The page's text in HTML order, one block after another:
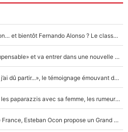
Max Verstappen, Lewis Hamilton… et bientôt Fernando Alonso ? Le classement des pilotes les mieux payés en Formule 1 risque de changer !
F1 - Alpine signe un accord «impensable» et va entrer dans une nouvelle dimension : Grande nouvelle pour Pierre Gasly !
F1 : « Je lui ai fait un câlin, puis j’ai dû partir...», le témoignage émouvant de Max Verstappen sur sa fille
F1 : Charles Leclerc surpris par les paparazzis avec sa femme, les rumeurs étaient vraies !
Comme pour le final du Tour de France, Esteban Ocon propose un Grand Prix de Formule 1 à Paris : «Autour de l’Arc de Triomphe, ce serait génial» !